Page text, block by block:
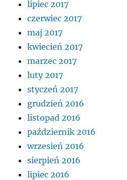
lipiec 2017
czerwiec 2017
maj 2017
kwiecień 2017
marzec 2017
luty 2017
styczeń 2017
grudzień 2016
listopad 2016
październik 2016
wrzesień 2016
sierpień 2016
lipiec 2016